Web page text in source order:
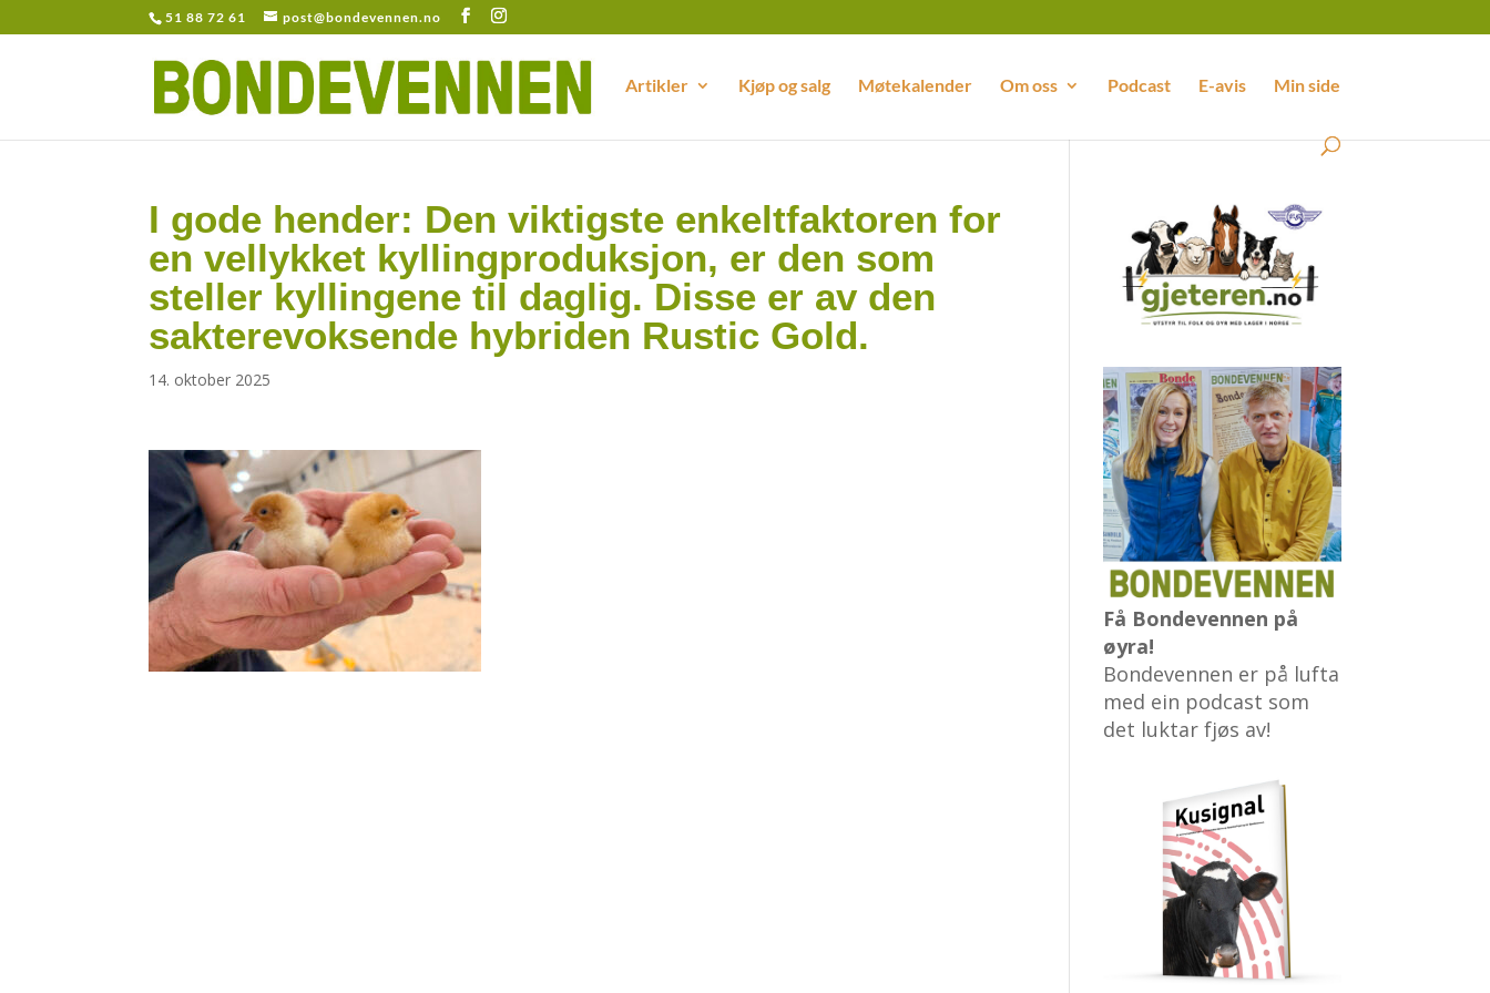
51 88 72 61 post@bondevennen.no
Artikler Kjøp og salg Møtekalender Om oss Podcast E-avis Min side
I gode hender: Den viktigste enkeltfaktoren for
en vellykket kyllingproduksjon, er den som
steller kyllingene til daglig. Disse er av den
sakterevoksende hybriden Rustic Gold.
14. oktober 2025
Få Bondevennen på
øyra!
Bondevennen er på lufta
med ein podcast som
det luktar fjøs av!